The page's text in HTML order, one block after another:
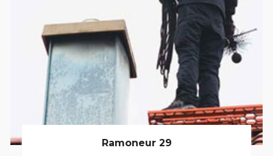
Ramoneur 29